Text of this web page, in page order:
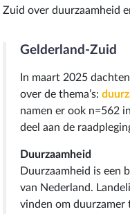
Zuid over duurzaamheid
Gelderland-Zuid
In maart 2025
over de thema’s:
namen er ook n=562
deel aan de
Duurzaamheid
Duurzaamheid is een
van Nederland.
vinden om